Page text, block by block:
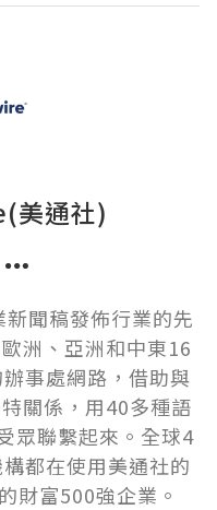
美通社)
聞稿發佈行業的先
洲、亞洲和中東16
事處網路，借助與
關係，用40多種語
眾聯繫起來。全球4
都在使用美通社的
財富500強企業。